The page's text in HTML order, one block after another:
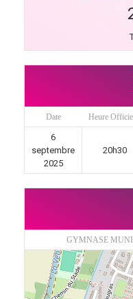
Date Heure
6
septembre
2025
20h30
GYMNASE